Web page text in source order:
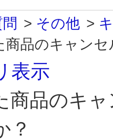
> その他 >
商品のキャン
表示
商品のキ
？